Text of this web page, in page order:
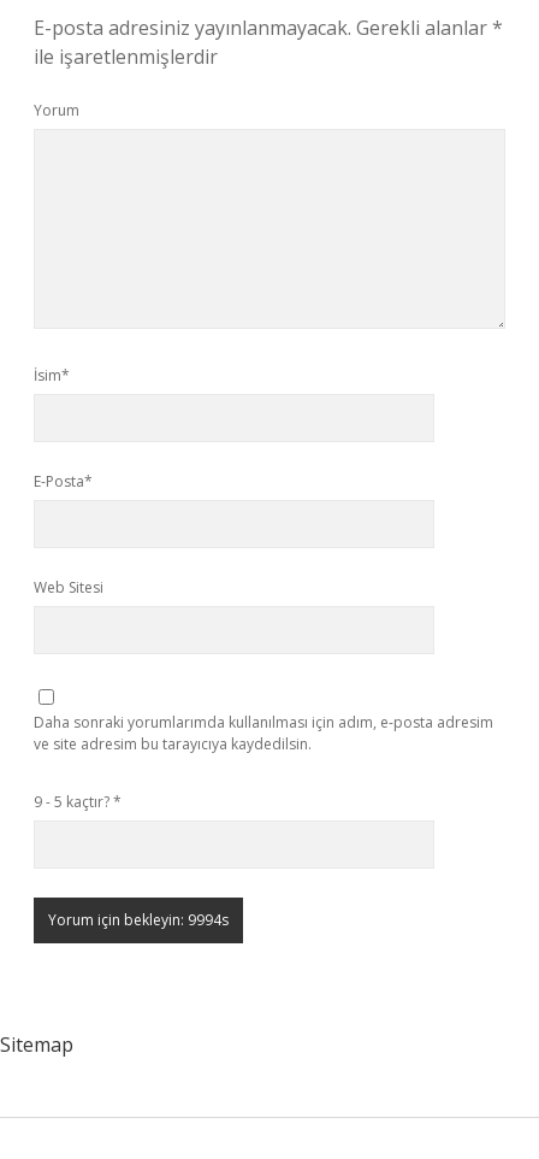
E-posta adresiniz yayınlanmayacak. Gerekli alanlar*
ile işaretlenmişlerdir
Yorum
İsim*
E-Posta*
Web Sitesi
Daha sonraki yorumlarımda kullanılması için adım, e-posta adresim
ve site adresim bu tarayıcıya kaydedilsin.
9 - 5 kaçtır?*
Sitemap